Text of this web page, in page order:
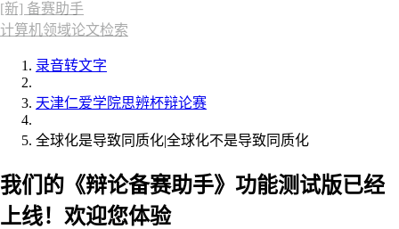
[新] 备赛助手
计算机领域论文检索
录音转文字
天津仁爱学院思辨杯辩论赛
全球化是导致同质化|全球化不是导致同质化
我们的《辩论备赛助手》功能测试版已经
上线！欢迎您体验